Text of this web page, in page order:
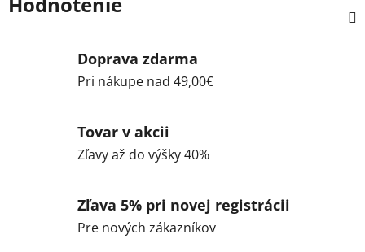
Doprava zdarma
Pri nákupe nad 49,00€
Tovar v akcii
Zľavy až do výšky 40%
Zľava 5% pri novej registrácii
Pre nových zákazníkov